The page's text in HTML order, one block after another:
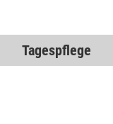
Tagespflege